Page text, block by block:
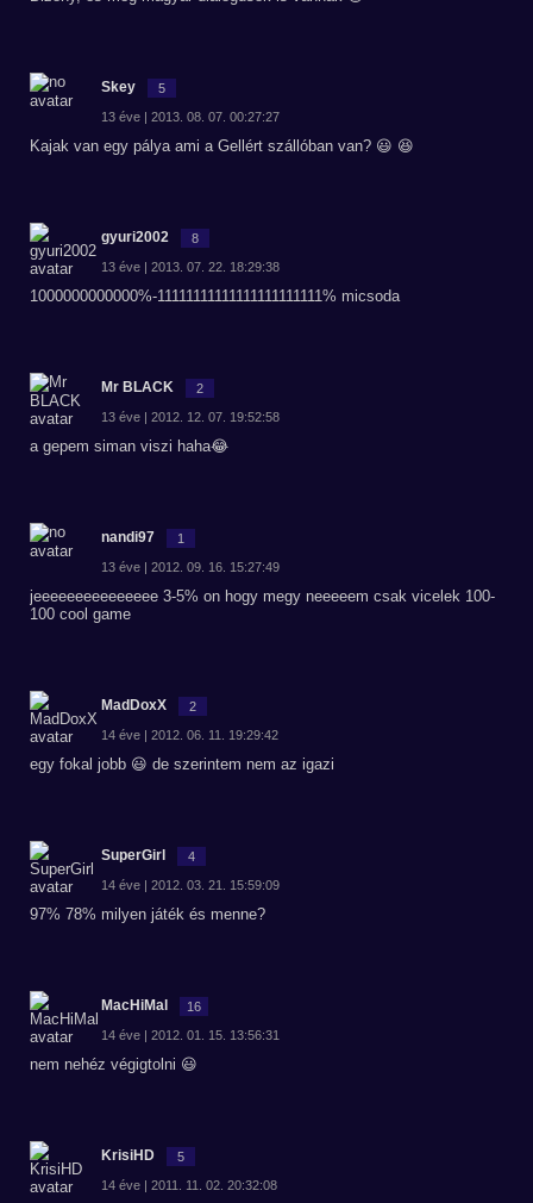
Skey 5
13 éve | 2013. 08. 07. 00:27:27
Kajak van egy pálya ami a Gellért szállóban van? 😃 😆
gyuri2002 8
13 éve | 2013. 07. 22. 18:29:38
1000000000000%-11111111111111111111111% micsoda
Mr BLACK 2
13 éve | 2012. 12. 07. 19:52:58
a gepem siman viszi haha😂
nandi97 1
13 éve | 2012. 09. 16. 15:27:49
jeeeeeeeeeeeeeee 3-5% on hogy megy neeeeem csak vicelek 100-
100 cool game
MadDoxX 2
14 éve | 2012. 06. 11. 19:29:42
egy fokal jobb 😃 de szerintem nem az igazi
SuperGirl 4
14 éve | 2012. 03. 21. 15:59:09
97% 78% milyen játék és menne?
MacHiMal 16
14 éve | 2012. 01. 15. 13:56:31
nem nehéz végigtolni 😃
KrisiHD 5
14 éve | 2011. 11. 02. 20:32:08